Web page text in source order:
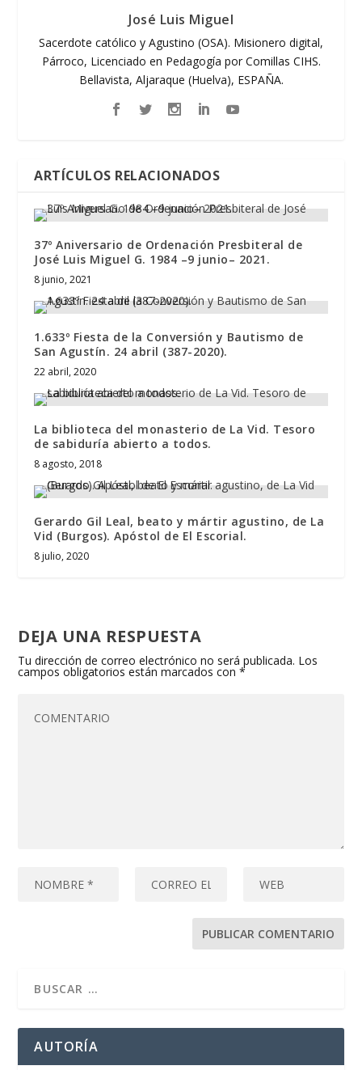
José Luis Miguel
Sacerdote católico y Agustino (OSA). Misionero digital,
Párroco, Licenciado en Pedagogía por Comillas CIHS.
Bellavista, Aljaraque (Huelva), ESPAÑA.
ARTÍCULOS RELACIONADOS
37º Aniversario de Ordenación Presbiteral de
José Luis Miguel G. 1984 –9 junio– 2021.
8 junio, 2021
1.633º Fiesta de la Conversión y Bautismo de
San Agustín. 24 abril (387-2020).
22 abril, 2020
La biblioteca del monasterio de La Vid. Tesoro
de sabiduría abierto a todos.
8 agosto, 2018
Gerardo Gil Leal, beato y mártir agustino, de La
Vid (Burgos). Apóstol de El Escorial.
8 julio, 2020
DEJA UNA RESPUESTA
Tu dirección de correo electrónico no será publicada. Los
campos obligatorios están marcados con*
AUTORÍA